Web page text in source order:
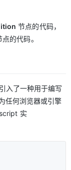
节点的代码，
的代码。
入了一种用于编写
任何浏览器或引擎
实